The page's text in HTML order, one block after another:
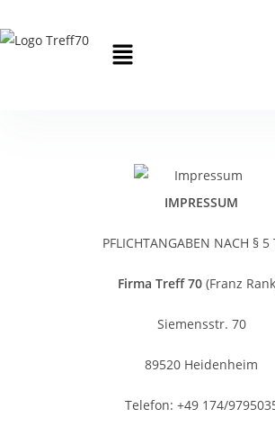
IMPRESSUM
PFLICHTANGABEN NACH § 5
Firma Treff 70(Franz
Siemensstr. 70
89520 Heidenheim
Telefon: +49 174/